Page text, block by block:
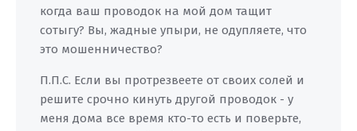
когда ваш проводок на мой дом тащит
сотыгу? Вы, жадные упыри, не одупляете, что
это мошенничество?
П.П.С. Если вы протрезвеете от своих солей и
решите срочно кинуть другой проводок - у
меня дома все время кто-то есть и поверьте,